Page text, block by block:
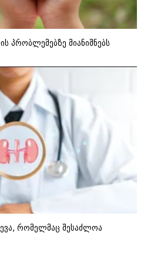
პრობლემებზე მიანიშნებს
რომელმაც შესაძლოა